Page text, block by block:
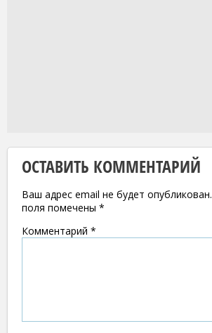
ОСТАВИТЬ КОММЕНТАРИЙ
Ваш адрес email не будет опубликован.
поля помечены *
Комментарий *